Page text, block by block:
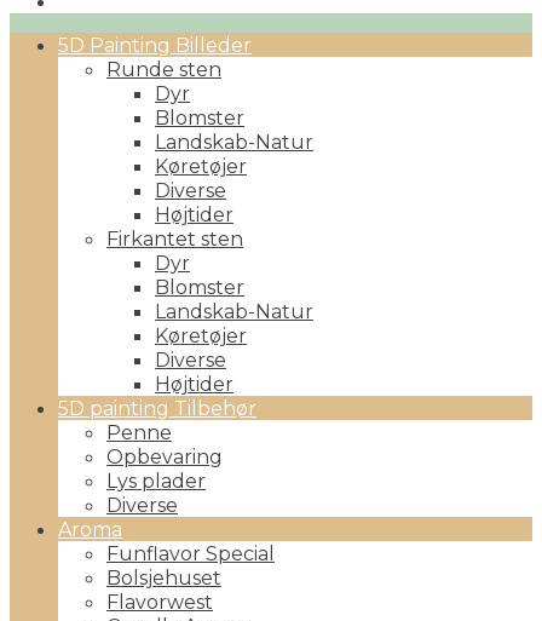
Primary5D Painting Billeder
Runde sten
Dyr
Blomster
Landskab-Natur
Køretøjer
Diverse
Højtider
Firkantet sten
Dyr
Blomster
Landskab-Natur
Køretøjer
Diverse
Højtider
5D painting Tilbehør
Penne
Opbevaring
Lys plader
Diverse
Aroma
Funflavor Special
Bolsjehuset
Flavorwest